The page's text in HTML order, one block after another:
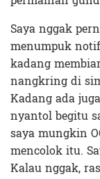
Saya nggak
menumpuk
kadang
nangkring di
Kadang ada
nyantol begitu
saya mungkin
mencolok itu.
Kalau nggak,